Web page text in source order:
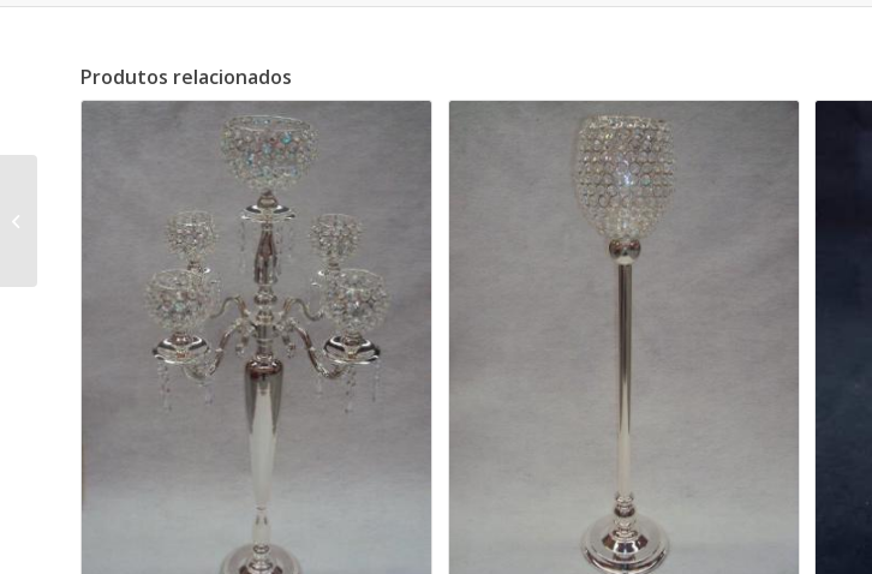
Produtos relacionados
Metal Envelhecido –
Bandeja Redonda